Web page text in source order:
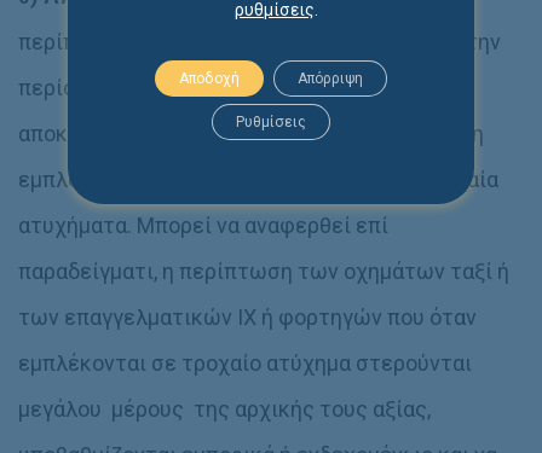
περίπτωση
οχήματος, κατά την
περίοδο που απαιτήθηκε μέχρι την πλήρη
αποκατάστασή του. Είναι σύνηθες φαινόμενο η
εμπλοκή επαγγελματικών οχημάτων σε τροχαία
ατυχήματα. Μπορεί να αναφερθεί επί
παραδείγματι, η περίπτωση των οχημάτων ταξί ή
των επαγγελματικών ΙΧ ή φορτηγών που όταν
εμπλέκονται σε τροχαίο ατύχημα στερούνται
μεγάλου μέρους της αρχικής τους αξίας,
ρυθμίσεις
Αποδοχή Απόρριψη
Ρυθμίσεις